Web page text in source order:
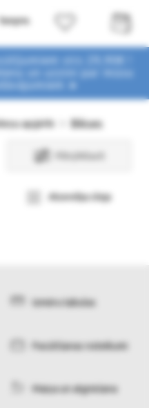
virs 29,90€ !
un uzzini par mūsu
apģērbi Bikses
Filtri/Atlasīt
Atsevišķa sleja
Izmēru tabulas
Pasūtīšanas noteikumi
Maiņa un atgriešana